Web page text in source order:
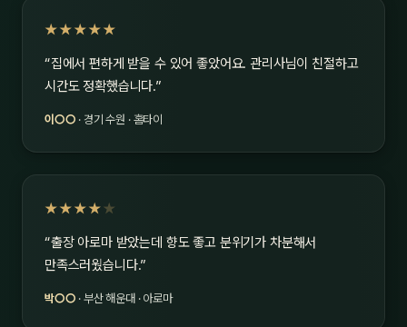
★★★★★
“집에서 편하게 받을 수 있어 좋았어요. 관리사님이 친절하고
시간도 정확했습니다.”
이○○ · 경기 수원 · 홈타이
★★★★ ★
“출장 아로마 받았는데 향도 좋고 분위기가 차분해서
만족스러웠습니다.”
박○○ · 부산 해운대 · 아로마